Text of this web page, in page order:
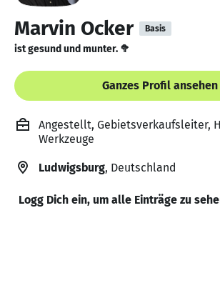
Marvin Ocker Basis
ist gesund und munter. 🥦
Ganzes Profil ansehen
Angestellt, Gebietsverkaufsleiter,
Werkzeuge
Ludwigsburg, Deutschland
Logg Dich ein, um alle Einträge zu